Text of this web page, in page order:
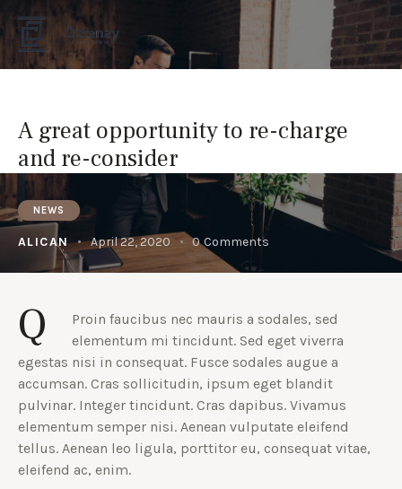
A great opportunity to re-charge
and re-consider
NEWS
ALICAN April 22, 2020 0 Comments
Q
Proin faucibus nec mauris a sodales, sed
elementum mi tincidunt. Sed eget viverra
egestas nisi in consequat. Fusce sodales augue a
accumsan. Cras sollicitudin, ipsum eget blandit
pulvinar. Integer tincidunt. Cras dapibus. Vivamus
elementum semper nisi. Aenean vulputate eleifend
tellus. Aenean leo ligula, porttitor eu, consequat vitae,
eleifend ac, enim.